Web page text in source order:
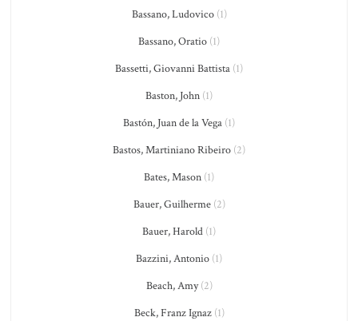
Bassano, Ludovico(1)
Bassano, Oratio (1)
Bassetti, Giovanni Battista (1)
Baston, John (1)
Bastón, Juan de la Vega (1)
Bastos, Martiniano Ribeiro (2)
Bates, Mason (1)
Bauer, Guilherme(2)
Bauer, Harold (1)
Bazzini, Antonio (1)
Beach, Amy(2)
Beck, Franz Ignaz(1)